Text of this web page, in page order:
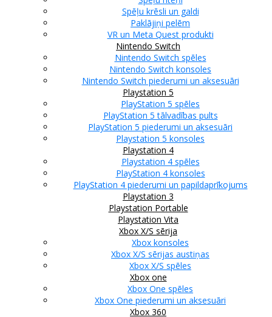
Spēļu krēsli un galdi
Paklājiņi pelēm
VR un Meta Quest produkti
Nintendo Switch
Nintendo Switch spēles
Nintendo Switch konsoles
Nintendo Switch piederumi un aksesuāri
Playstation 5
PlayStation 5 spēles
PlayStation 5 tālvadības pults
PlayStation 5 piederumi un aksesuāri
Playstation 5 konsoles
Playstation 4
Playstation 4 spēles
PlayStation 4 konsoles
PlayStation 4 piederumi un papildaprīkojums
Playstation 3
Playstation Portable
Playstation Vita
Xbox X/S sērija
Xbox konsoles
Xbox X/S sērijas austiņas
Xbox X/S spēles
Xbox one
Xbox One spēles
Xbox One piederumi un aksesuāri
Xbox 360